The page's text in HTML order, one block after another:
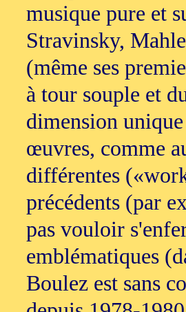
musique pure et
Stravinsky,
(même ses
à tour souple et
dimension
œuvres, comme
différentes
précédents (par
pas vouloir
emblématiques
Boulez est sans